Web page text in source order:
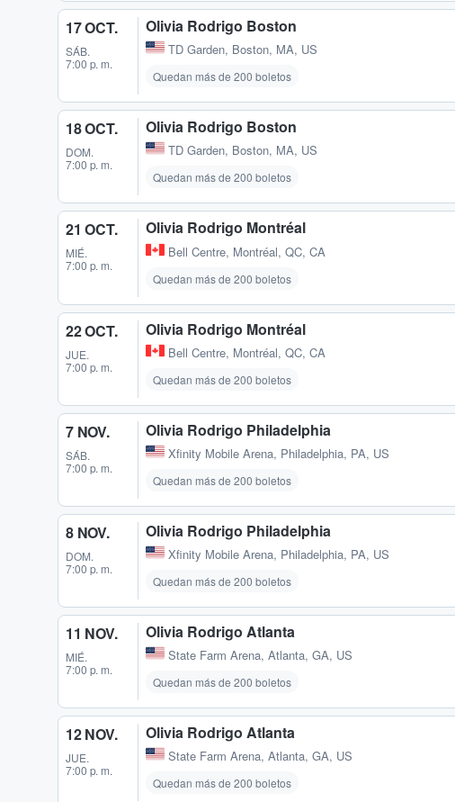
17 OCT.
SÁB.
7:00 p. m.
Olivia Rodrigo Boston
TD Garden, Boston, MA, US
Quedan más de 200 boletos
18 OCT.
DOM.
7:00 p. m.
Olivia Rodrigo Boston
TD Garden, Boston, MA, US
Quedan más de 200 boletos
21 OCT.
MIÉ.
7:00 p. m.
Olivia Rodrigo Montréal
Bell Centre, Montréal, QC, CA
Quedan más de 200 boletos
22 OCT.
JUE.
7:00 p. m.
Olivia Rodrigo Montréal
Bell Centre, Montréal, QC, CA
Quedan más de 200 boletos
7 NOV.
SÁB.
7:00 p. m.
Olivia Rodrigo Philadelphia
Xfinity Mobile Arena, Philadelphia, PA, US
Quedan más de 200 boletos
8 NOV.
DOM.
7:00 p. m.
Olivia Rodrigo Philadelphia
Xfinity Mobile Arena, Philadelphia, PA, US
Quedan más de 200 boletos
11 NOV.
MIÉ.
7:00 p. m.
Olivia Rodrigo Atlanta
State Farm Arena, Atlanta, GA, US
Quedan más de 200 boletos
12 NOV.
JUE.
7:00 p. m.
Olivia Rodrigo Atlanta
State Farm Arena, Atlanta, GA, US
Quedan más de 200 boletos